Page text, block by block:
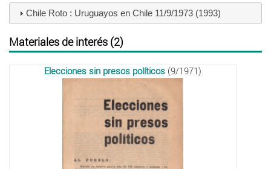
Chile Roto : Uruguayos en Chile 11/9/1973 (1993)
Materiales de interés (2)
Elecciones sin presos políticos (9/1971)